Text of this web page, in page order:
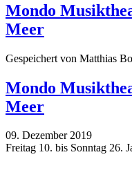
Mondo
Meer
Gespeichert von Matthias
Mondo
Meer
09. Dezember 2019
Freitag 10. bis Sonntag 26.